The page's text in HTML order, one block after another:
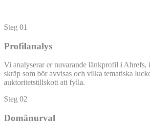
Steg 01
Profilanalys
Vi analyserar er nuvarande länkprofil i
skräp som bör avvisas och vilka tematiska
auktoritetstillskott att fylla.
Steg 02
Domänurval